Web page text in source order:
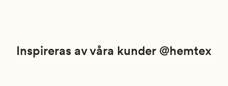
Inspireras av våra kunder @hemtex